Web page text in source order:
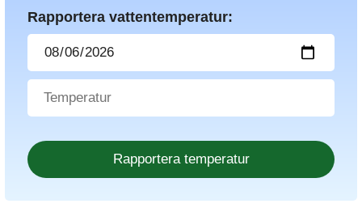
Rapportera vattentemperatur: